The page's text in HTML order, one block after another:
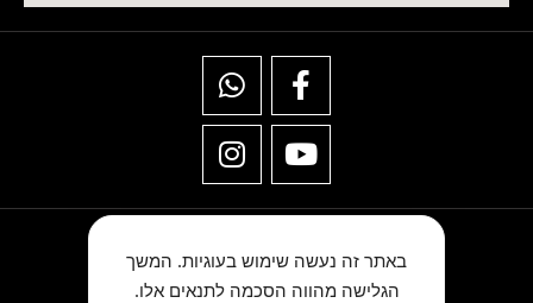
באתר זה נעשה שימוש בעוגיות. המשך
הגלישה מהווה הסכמה לתנאים אלו.